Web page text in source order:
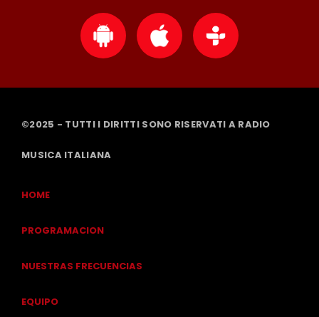
©2025 - TUTTI I DIRITTI SONO RISERVATI A RADIO
MUSICA ITALIANA
HOME
PROGRAMACION
NUESTRAS FRECUENCIAS
EQUIPO